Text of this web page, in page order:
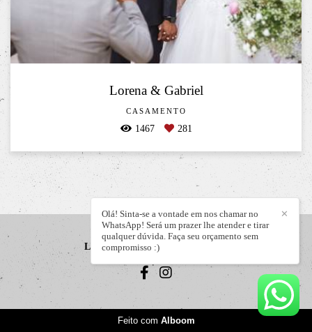
Lorena & Gabriel
CASAMENTO
1467 281
LIZANDRO JÚNIOR
✕
Olá! Sinta-se a vontade em nos chamar no
WhatsApp! Será um prazer lhe atender e tirar
qualquer dúvida. Faça seu orçamento sem
compromisso :)
Feito com Alboom